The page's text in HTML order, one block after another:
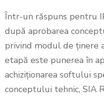
Într-un răspuns pentru
după aprobarea
privind modul de ţinere
etapă este punerea în
achiziționarea softului
conceptului tehnic, SIA